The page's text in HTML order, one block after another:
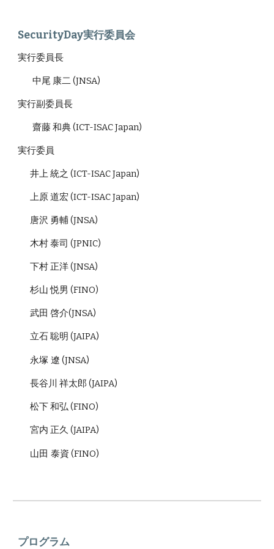
SecurityDay実行委員会
実行委員長
中尾 康二 (JNSA)
実行副委員長
齋藤 和典 (ICT-ISAC Japan)
実行委員
井上 統之 (ICT-ISAC Japan)
上原 道宏 (ICT-ISAC Japan)
唐沢 勇輔 (JNSA)
木村 泰司 (JPNIC)
下村 正洋 (JNSA)
杉山 悦男 (FINO)
武田 啓介(JNSA)
立石 聡明 (JAIPA)
永塚 遼 (JNSA)
長谷川 祥太郎 (JAIPA)
松下 和弘 (FINO)
宮内 正久 (JAIPA)
山田 泰資 (FINO)
プログラム